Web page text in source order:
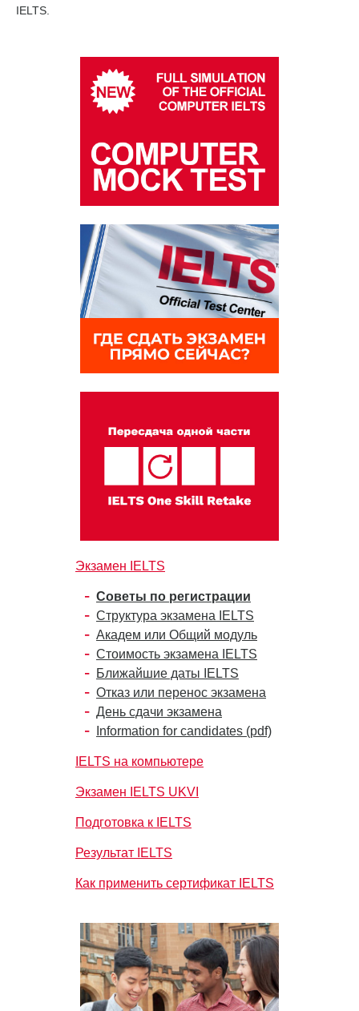
IELTS.
Экзамен IELTS
Советы по регистрации
Структура экзамена IELTS
Академ или Общий модуль
Стоимость экзамена IELTS
Ближайшие даты IELTS
Отказ или перенос экзамена
День сдачи экзамена
Information for candidates (pdf)
IELTS на компьютере
Экзамен IELTS UKVI
Подготовка к IELTS
Результат IELTS
Как применить сертификат IELTS